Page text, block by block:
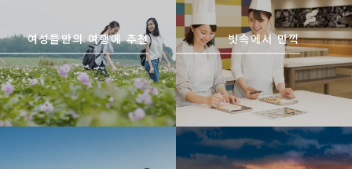
여성들만의 여행에 추천 빗속에서 만끽
https://www.visit-
hokkaido.jp/kr/theme/adven
ture-travel/
https://www.visit-
hokkaido.jp/kr/theme/list_1
______13.html